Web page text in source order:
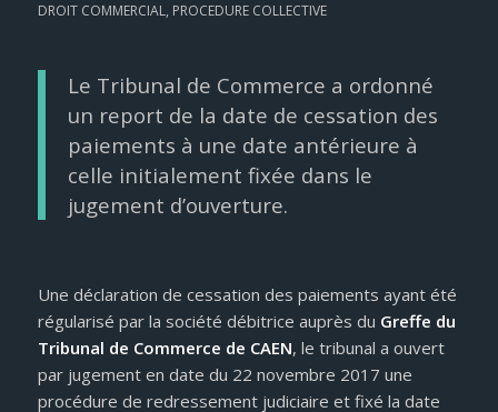
DROIT COMMERCIAL, PROCEDURE COLLECTIVE
Le Tribunal de Commerce a ordonné
un report de la date de cessation des
paiements à une date antérieure à
celle initialement fixée dans le
jugement d’ouverture.
Une déclaration de cessation des paiements ayant été
régularisé par la société débitrice auprès du Greffe du
Tribunal de Commerce de CAEN, le tribunal a ouvert
par jugement en date du 22 novembre 2017 une
procédure de redressement judiciaire et fixé la date